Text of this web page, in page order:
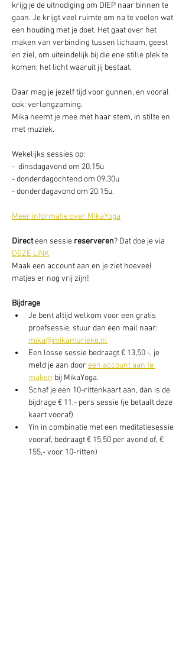
krijg je de uitnodiging om DIEP naar binnen te
gaan. Je krijgt veel ruimte om na te voelen wat
een houding met je doet. Het gaat over het
maken van verbinding tussen lichaam, geest
en ziel, om uiteindelijk bij die ene stille plek te
komen; het licht waaruit jij bestaat.
Daar mag je jezelf tijd voor gunnen, en vooral
ook: verlangzaming.
Mika neemt je mee met haar stem, in stilte en
met muziek.
Wekelijks sessies op:
-  dinsdagavond om 20.15u
- donderdagochtend om 09.30u
- donderdagavond om 20.15u.
Meer informatie over MikaYoga
Direct een sessie reserveren? Dat doe je via
DEZE LINK
Maak een account aan en je ziet hoeveel
matjes er nog vrij zijn!
Bijdrage
Je bent altijd welkom voor een gratis
proefsessie, stuur dan een mail naar:
mika@mikamarieke.nl
Een losse sessie bedraagt € 13,50 -, je
meld je aan door een account aan te
maken bij MikaYoga.
Schaf je een 10-rittenkaart aan, dan is de
bijdrage € 11,- pers sessie (je betaalt deze
kaart vooraf)
Yin in combinatie met een meditatiesessie
vooraf, bedraagt € 15,50 per avond of, €
155,- voor 10-ritten)